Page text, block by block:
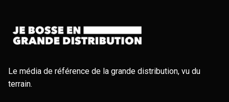
Le média de référence de la grande distribution, vu du
terrain.